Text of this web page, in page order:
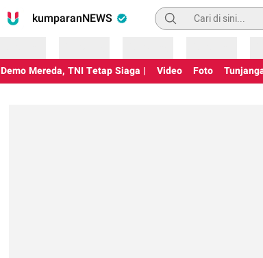
kumparanNEWS Pencarian
Demo Mereda, TNI Tetap Siaga | Video Foto